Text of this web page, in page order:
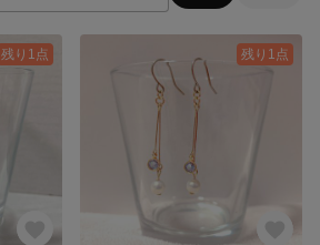
残り1点 残り1点